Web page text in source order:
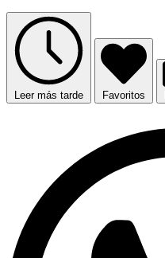
Leer más tarde Favoritos